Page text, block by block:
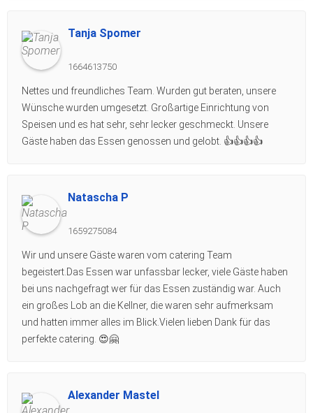
Tanja Spomer
1664613750
Nettes und freundliches Team. Wurden gut beraten, unsere
Wünsche wurden umgesetzt. Großartige Einrichtung von
Speisen und es hat sehr, sehr lecker geschmeckt. Unsere
Gäste haben das Essen genossen und gelobt. 👍👍👍👍
Natascha P
1659275084
Wir und unsere Gäste waren vom catering Team
begeistert.Das Essen war unfassbar lecker, viele Gäste haben
bei uns nachgefragt wer für das Essen zuständig war. Auch
ein großes Lob an die Kellner, die waren sehr aufmerksam
und hatten immer alles im Blick.Vielen lieben Dank für das
perfekte catering. 😍🤗
Alexander Mastel